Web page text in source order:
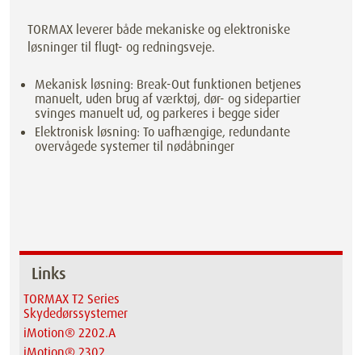
TORMAX leverer både mekaniske og elektroniske
løsninger til flugt- og redningsveje.
Mekanisk løsning: Break-Out funktionen betjenes
manuelt, uden brug af værktøj, dør- og sidepartier
svinges manuelt ud, og parkeres i begge sider
Elektronisk løsning: To uafhængige, redundante
overvågede systemer til nødåbninger
Links
TORMAX T2 Series
Skydedørssystemer
iMotion® 2202.A